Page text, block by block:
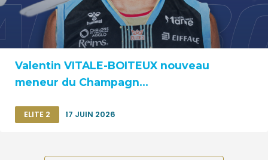
Valentin VITALE-BOITEUX nouveau
meneur du Champagn...
ELITE 2 17 JUIN 2026